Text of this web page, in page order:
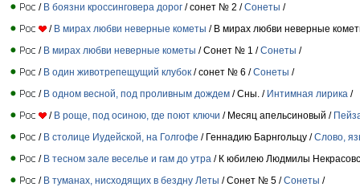
/ В боязни кроссинговера дорог / сонет № 2 /Сонеты /
/ В мирах любви неверные кометы / В мирах любви неверные
/ В мирах любви неверные кометы / Сонет № 1 /Сонеты /
/ В один животрепещущий клубок / сонет № 6 /Сонеты /
/ В одном весной, под проливным дождем / Сны. / Интимная лирика /
/ В роще, под осиною, где поют ключи / Месяц апельсиновый /
/ В столице Иудейской, на Голгофе / Геннадию Барнгольцу /Слово,
/ В тесном зале веселье и гам до утра / К юбилею Людмилы
/ В туманах, нисходящих в бездну Леты / Сонет № 5 /Сонеты /